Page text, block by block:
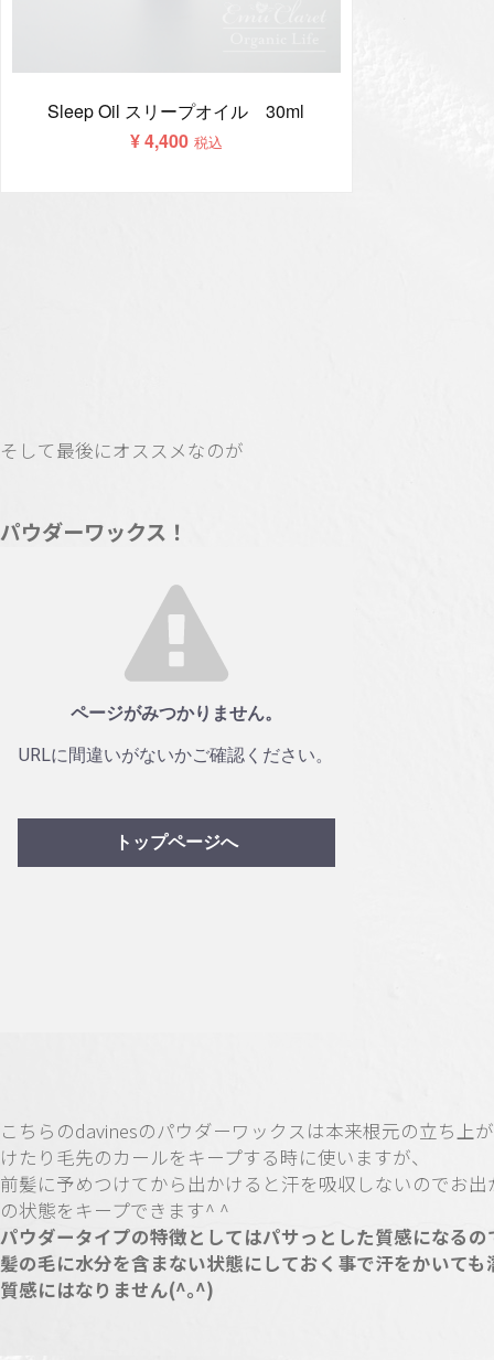
そして最後にオススメなのが
パウダーワックス！
こちらのdavinesのパウダーワックスは本来根元の立ち上
けたり毛先のカールをキープする時に使いますが、
前髪に予めつけてから出かけると汗を吸収しないのでお出
の状態をキープできます^ ^
パウダータイプの特徴としてはパサっとした質感になるの
髪の毛に水分を含まない状態にしておく事で汗をかいても
質感にはなりません(^｡^)